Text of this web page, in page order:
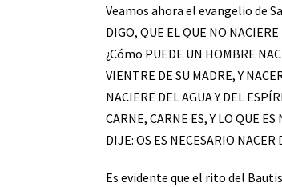
Veamos ahora el evangelio de
DIGO, QUE EL QUE NO
¿Cómo PUEDE UN HOMBRE
VIENTRE DE SU MADRE, Y
NACIERE DEL AGUA Y DEL
CARNE, CARNE ES, Y LO QUE
DIJE: OS ES NECESARIO NACER
Es evidente que el rito del